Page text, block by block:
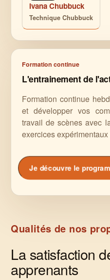
Ivana Chubbuck
Technique Chubbuck
Formation continue
L'entrainement de
Formation continue
et développer vos
travail de scènes avec
exercices
Je découvre le
Qualités de nos
La satisfaction
apprenants